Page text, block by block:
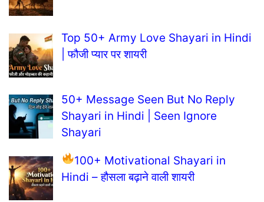
Top 50+ Army Love Shayari in Hindi
| फौजी प्यार पर शायरी
50+ Message Seen But No Reply
Shayari in Hindi | Seen Ignore
Shayari
100+ Motivational Shayari in
Hindi – हौसला बढ़ाने वाली शायरी